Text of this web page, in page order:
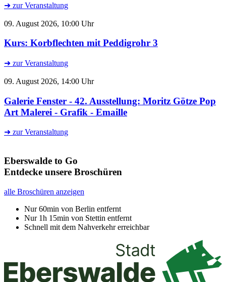
➜ zur Veranstaltung
09. August 2026, 10:00 Uhr
Kurs: Korbflechten mit Peddigrohr 3
➜ zur Veranstaltung
09. August 2026, 14:00 Uhr
Galerie Fenster - 42. Ausstellung: Moritz Götze Pop
Art Malerei - Grafik - Emaille
➜ zur Veranstaltung
Eberswalde to Go
Entdecke unsere Broschüren
alle Broschüren anzeigen
Nur 60min von Berlin entfernt
Nur 1h 15min von Stettin entfernt
Schnell mit dem Nahverkehr erreichbar